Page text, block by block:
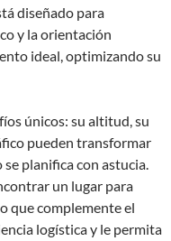
diseñado para
y la orientación
ideal, optimizando su
únicos: su altitud, su
pueden transformar
planifica con astucia.
un lugar para
que complemente el
logística y le permita